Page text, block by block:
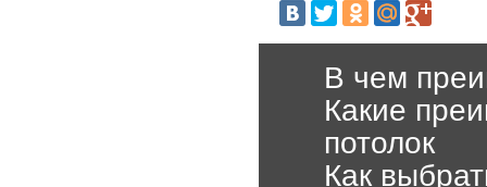
В чем
Какие
потолок
Как